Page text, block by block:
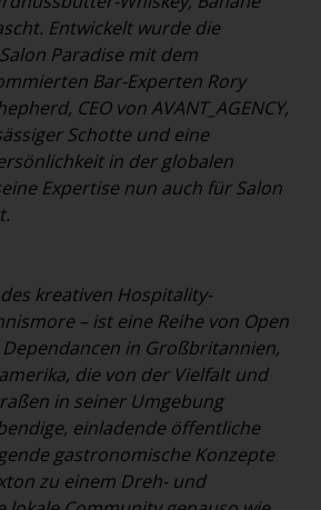
Entwickelt wurde die
Paradise mit dem
Bar-Experten Rory
CEO von AVANT_AGENCY,
Schotte und eine
in der globalen
Expertise nun auch für Salon
kreativen Hospitality-
– ist eine Reihe von Open
in Großbritannien,
die von der Vielfalt und
in seiner Umgebung
einladende öffentliche
gastronomische Konzepte
zu einem Dreh- und